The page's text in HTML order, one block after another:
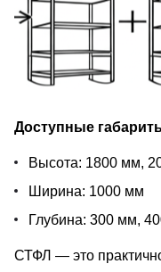
Доступные
Высота: 1800 мм,
Ширина: 1000 мм
Глубина: 300 мм,
СТФЛ — это